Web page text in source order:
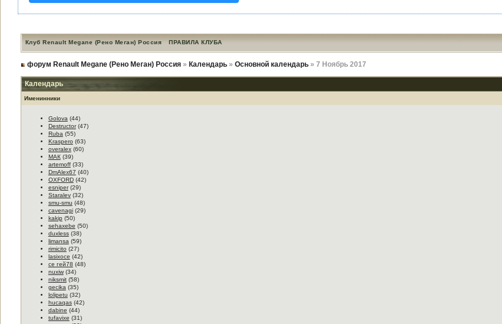
Клуб Renault Megane (Рено Меган) Россия ПРАВИЛА КЛУБА
форум Renault Megane (Рено Меган) Россия» Календарь» Основной календарь» 7 Ноябрь 2017
Календарь
Именинники
Golova (44)
Destructor(47)
Ruba (55)
Kraspero (63)
overalex(60)
МАК(39)
artemoff(33)
DmAlex67 (40)
OXFORD(42)
esniper(29)
Staralev(32)
smu-smu (48)
cavenagi(29)
kakip (50)
sehaxebe (50)
duxless(38)
limansa (59)
rimicito (27)
lasixoce (42)
се гей78 (48)
nuxiw(34)
niksmit(58)
gecika (35)
lolipetu (32)
hucaqas(42)
dabine (44)
tufavixe (31)